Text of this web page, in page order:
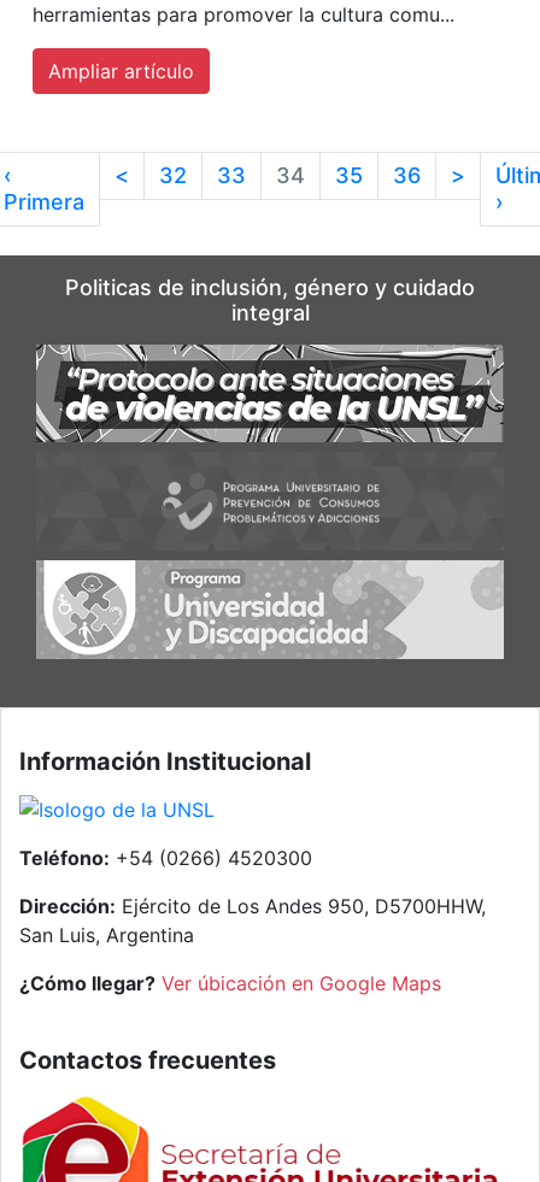
herramientas para promover la cultura comu...
Ampliar artículo
‹
Primera
< 32 33 34 35 36 >
›
Politicas de inclusión, género y cuidado
integral
Información Institucional
Teléfono: +54 (0266) 4520300
Dirección: Ejército de Los Andes 950, D5700HHW,
San Luis, Argentina
¿Cómo llegar? Ver úbicación en Google Maps
Contactos frecuentes